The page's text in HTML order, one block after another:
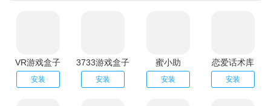
VR游戏盒子
安装
3733游戏盒子
安装
蜜小助
安装
恋爱话术库
安装